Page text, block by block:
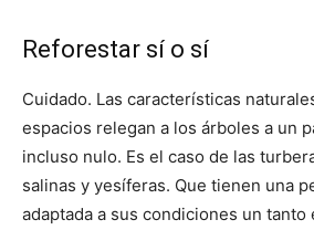
Reforestar sí o sí
Cuidado. Las características
espacios relegan a los árboles a un
incluso nulo. Es el caso de las
salinas y yesíferas. Que tienen una
adaptada a sus condiciones un tanto